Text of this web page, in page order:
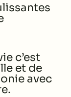
c’est
et de
avec